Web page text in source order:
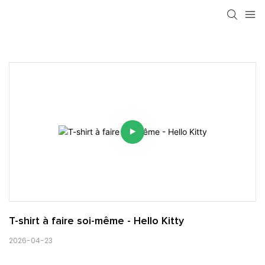
T-shirt à faire soi-même - Hello Kitty
2026-04-23